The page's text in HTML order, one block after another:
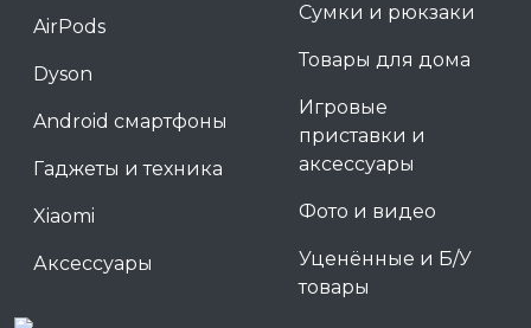
AirPods
Dyson
Android смартфоны
Гаджеты и техника
Xiaomi
Аксессуары
Сумки и рюкзаки
Товары для дома
Игровые
приставки и
аксессуары
Фото и видео
Уценённые и Б/У
товары